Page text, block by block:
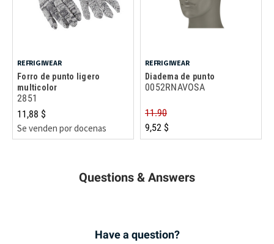
REFRIGIWEAR
Forro de punto ligero
multicolor
2851
11,88 $
Se venden por docenas
REFRIGIWEAR
Diadema de punto
0052RNAVOSA
11.90
9,52 $
Questions & Answers
Have a question?